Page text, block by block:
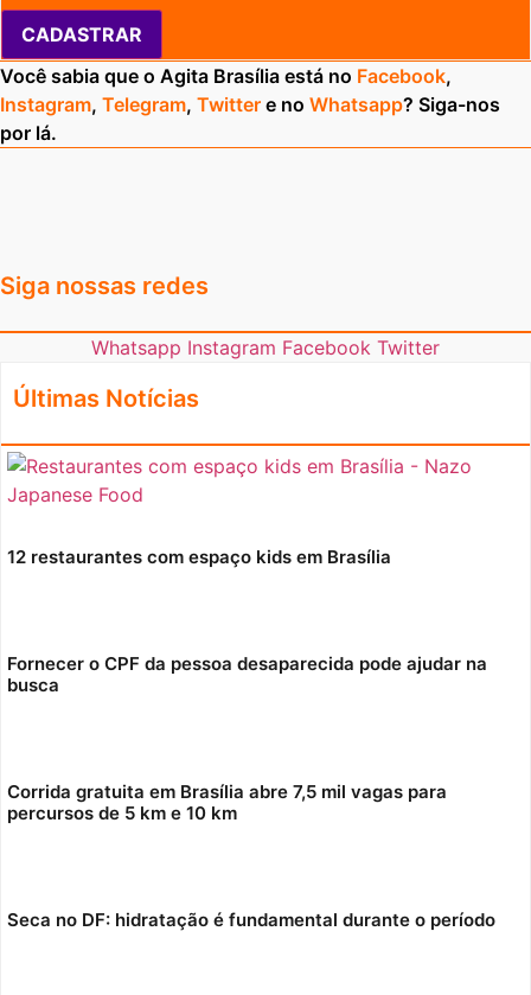
CADASTRAR
Você sabia que o Agita Brasília está no Facebook,
Instagram, Telegram, Twitter e no Whatsapp? Siga-nos
por lá.
Siga nossas redes
Whatsapp Instagram Facebook Twitter
Últimas Notícias
12 restaurantes com espaço kids em Brasília
Fornecer o CPF da pessoa desaparecida pode ajudar na
busca
Corrida gratuita em Brasília abre 7,5 mil vagas para
percursos de 5 km e 10 km
Seca no DF: hidratação é fundamental durante o período